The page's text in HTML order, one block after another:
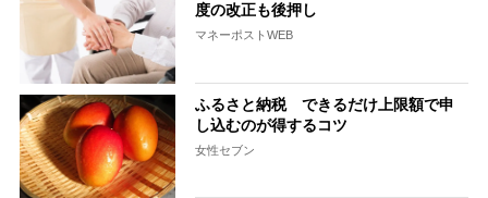
度の改正も後押し
マネーポストWEB
ふるさと納税 できるだけ上限額で申
し込むのが得するコツ
女性セブン